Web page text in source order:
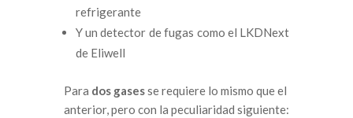
refrigerante
Y un detector de fugas como el LKDNext
de Eliwell
Para dos gasesse requiere lo mismo que el
anterior, pero con la peculiaridad siguiente: